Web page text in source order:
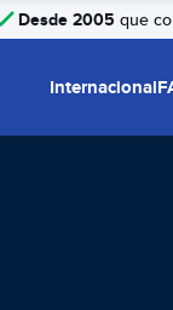
Desde 2005 que
Internacional